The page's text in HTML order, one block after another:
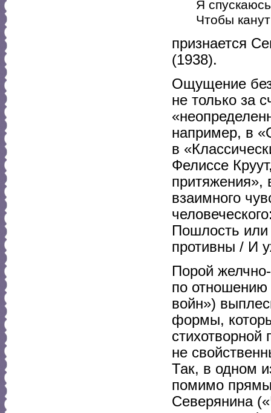
Я
Чтобы
признается
(1938).
Ощущение
не только за
например, в
в
Фелиссе
притяжения»,
взаимного
Пошлость
противны / И
Порой
по
войн»)
формы,
стихотворной
не
Так, в одном
помимо
Северянина